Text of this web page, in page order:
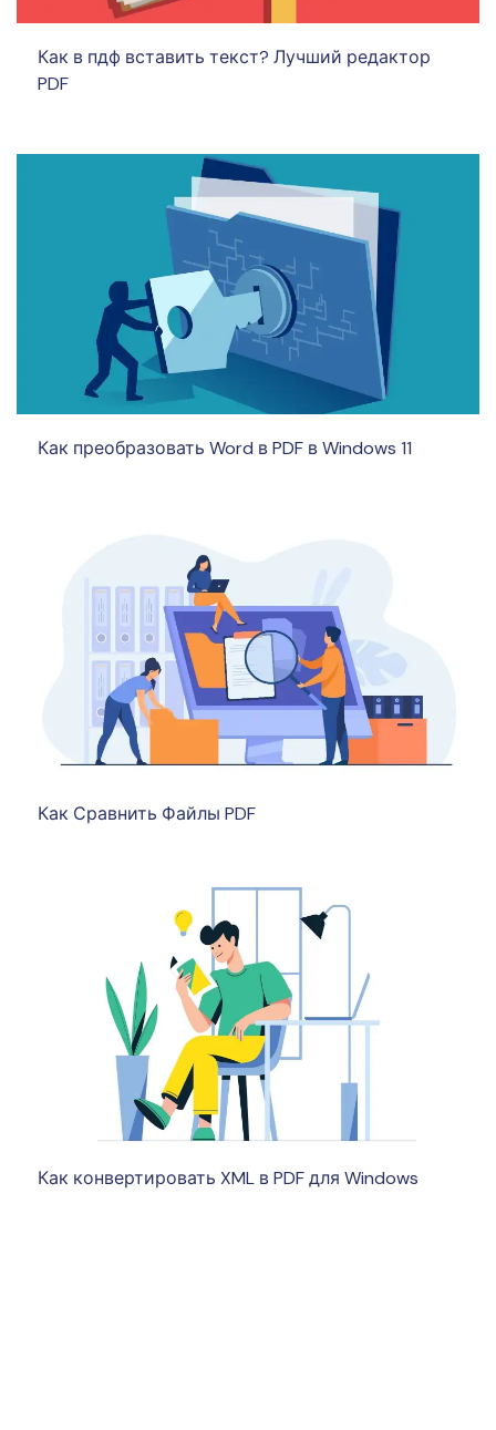
Как в пдф вставить текст? Лучший редактор
PDF
Как преобразовать Word в PDF в Windows 11
Как Сравнить Файлы PDF
Как конвертировать XML в PDF для Windows